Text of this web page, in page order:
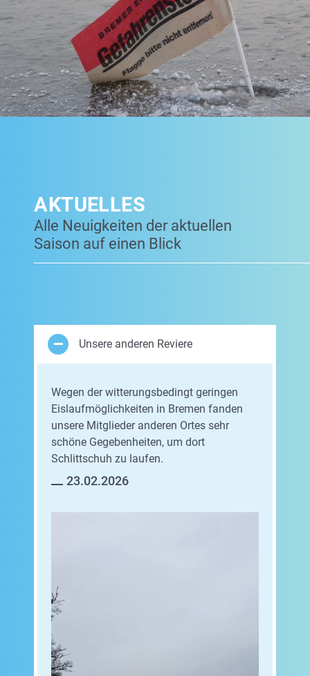
AKTUELLES
Alle Neuigkeiten der aktuellen
Saison auf einen Blick
Unsere anderen Reviere
Wegen der witterungsbedingt geringen
Eislaufmöglichkeiten in Bremen fanden
unsere Mitglieder anderen Ortes sehr
schöne Gegebenheiten, um dort
Schlittschuh zu laufen.
23.02.2026